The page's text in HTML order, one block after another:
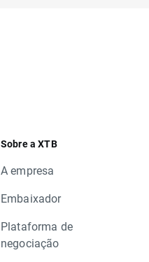
Sobre a XTB
A empresa
Embaixador
Plataforma de
negociação